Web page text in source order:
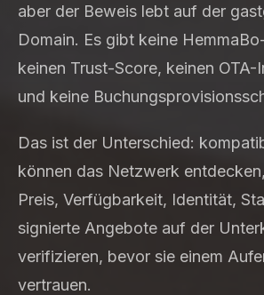
aber der Beweis lebt auf der
Domain. Es gibt keine
keinen Trust-Score, keinen OTA-
und keine
Das ist der Unterschied:
können das Netzwerk
Preis, Verfügbarkeit, Identität,
signierte Angebote auf der
verifizieren, bevor sie einem
vertrauen.